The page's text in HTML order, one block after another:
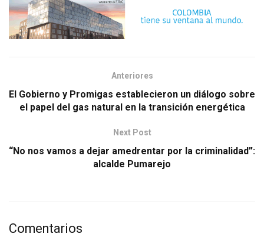
Anteriores
El Gobierno y Promigas establecieron un diálogo sobre
el papel del gas natural en la transición energética
Next Post
“No nos vamos a dejar amedrentar por la criminalidad”:
alcalde Pumarejo
Comentarios